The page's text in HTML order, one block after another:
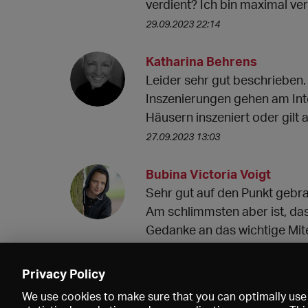
verdient? Ich bin maximal
29.09.2023 22:14
Katharina Behrens
Leider sehr gut
Inszenierungen gehen am
Häusern inszeniert oder gilt
27.09.2023 13:03
Bubina Victoria Voigt
Sehr gut auf den Punkt
Am schlimmsten aber ist,
Gedanke an das wichtige
Privacy Policy
We use cookies to make sure that you can optimally